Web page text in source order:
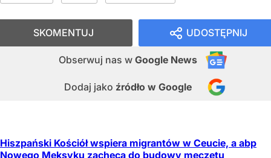
UDOSTĘPNIJ
Obserwuj nas w Google News
Dodaj jako źródło w Google
SKOMENTUJ
Hiszpański Kościół wspiera migrantów w Ceucie, a abp
Nowego Meksyku zachęca do budowy meczetu